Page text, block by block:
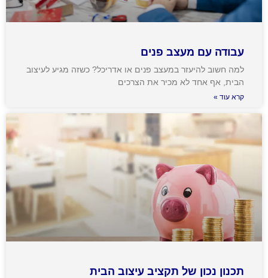
עבודה עם מעצב פנים
למה חשוב להיעזר במעצב פנים או אדריכל? כשזה מגיע לעיצוב
הבית, אף אחד לא מכיר את הצרכים
קרא עוד »
תכנון נכון של תקציב עיצוב הבית